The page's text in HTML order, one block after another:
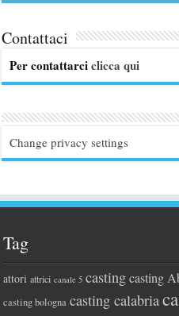
Contattaci
Per contattarciclicca qui
Change privacy settings
Tag
attori attrici canale 5 casting casting
casting bologna casting calabria